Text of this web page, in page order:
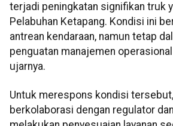
terjadi peningkatan signifikan truk
Pelabuhan Ketapang. Kondisi ini
antrean kendaraan, namun tetap
penguatan manajemen operasional
ujarnya.
Untuk merespons kondisi
berkolaborasi dengan regulator